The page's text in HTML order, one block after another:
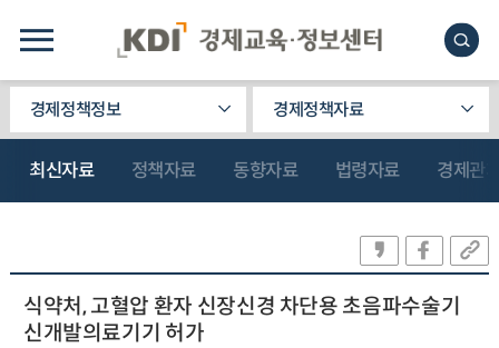
경제정책정보 경제정책자료
최신자료 정책자료 동향자료 법령자료 경제관
식약처, 고혈압 환자 신장신경 차단용 초음파수술기
신개발의료기기 허가